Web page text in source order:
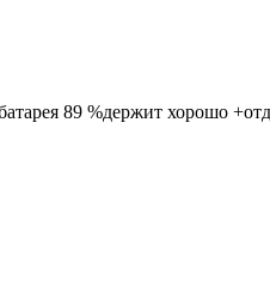
89 %держит хорошо